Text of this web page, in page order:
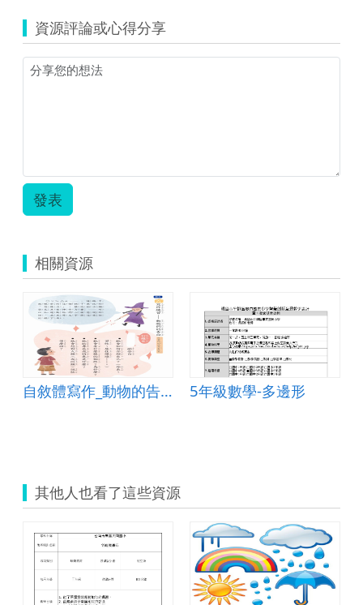
大
同
資源評論或心得分享
發表
相關資源
自敘體寫作_動物的告白
5年級數學-多邊形
其他人也看了這些資源